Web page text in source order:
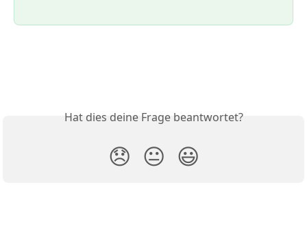
Hat dies deine Frage beantwortet?
😞 😐 😃